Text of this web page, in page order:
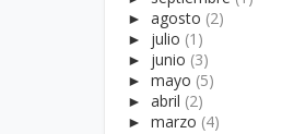
►agosto (2)
► julio (1)
► junio (3)
►mayo (5)
►abril (2)
►marzo (4)